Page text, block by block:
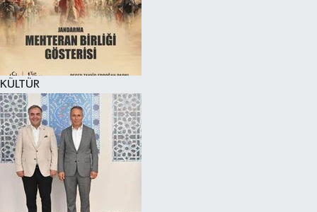
KÜLTÜR
KÜLTÜR SANAT
MAGAZİN
SAĞLIK
SİYASET
SPOR
TEKNOLOJİ